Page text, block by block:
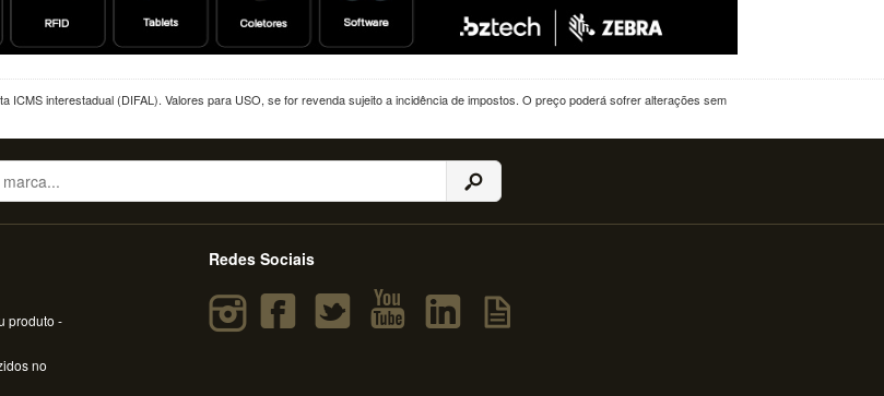
interestadual (DIFAL). Valores para USO, se for revenda sujeito a incidência de impostos. O preço poderá sofrer alterações sem
produto -
no
Redes Sociais